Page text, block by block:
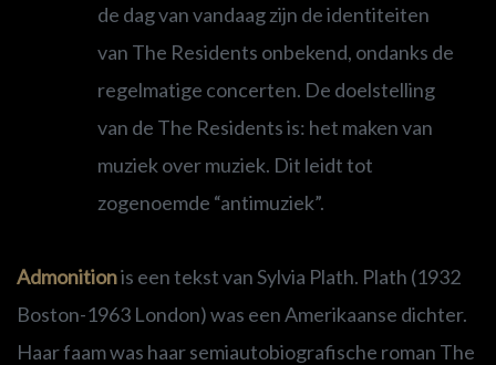
de dag van vandaag zijn de identiteiten
van The Residents onbekend, ondanks de
regelmatige concerten. De doelstelling
van de The Residents is: het maken van
muziek over muziek. Dit leidt tot
zogenoemde “antimuziek”.
Admonitionis een tekst van Sylvia Plath. Plath (1932
Boston-1963 London) was een Amerikaanse dichter.
Haar faam was haar semiautobiografische roman The